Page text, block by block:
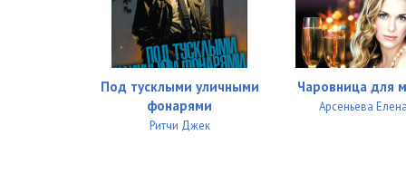
01_01_22
01_01_23
01_01_24
01_01_25
Под тусклыми уличными
фонарями
Ритчи Джек
Чаровница для
Арсеньева Елена